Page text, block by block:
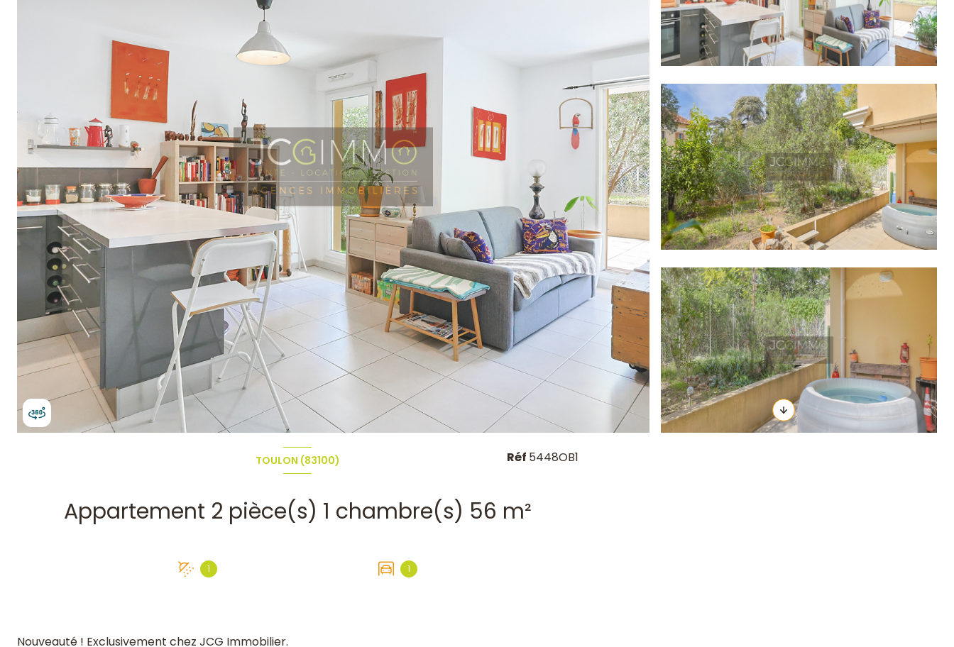
TOULON (83100)
Appartement 2 pièce(s) 1 chambre(s) 56 m²
1 1
Réf 5448OB1
Nouveauté ! Exclusivement chez JCG Immobilier.